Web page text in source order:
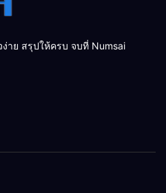
าย สรุปให้ครบ จบที่ Numsai